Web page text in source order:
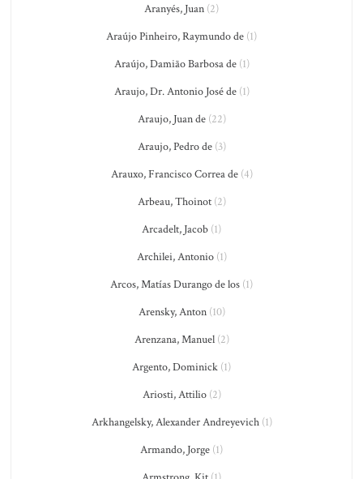
Aranyés, Juan (2)
Araújo Pinheiro, Raymundo de (1)
Araújo, Damião Barbosa de(1)
Araujo, Dr. Antonio José de(1)
Araujo, Juan de(22)
Araujo, Pedro de(3)
Arauxo, Francisco Correa de(4)
Arbeau, Thoinot(2)
Arcadelt, Jacob (1)
Archilei, Antonio(1)
Arcos, Matías Durango de los (1)
Arensky, Anton(10)
Arenzana, Manuel(2)
Argento, Dominick (1)
Ariosti, Attilio(2)
Arkhangelsky, Alexander Andreyevich(1)
Armando, Jorge (1)